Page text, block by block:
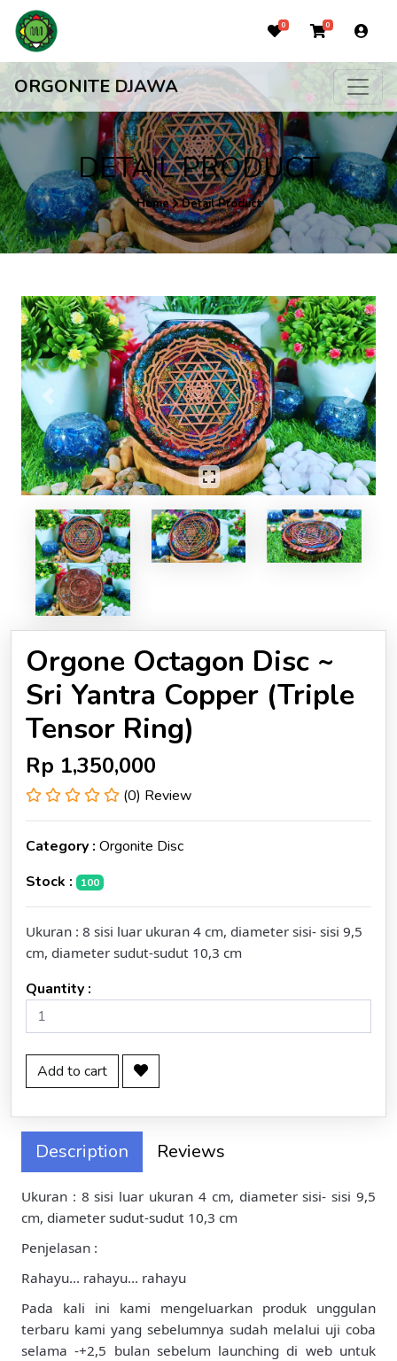
0 0
ORGONITE DJAWA
DETAIL PRODUCT
Home Detail Product
Previous Next
Orgone Octagon Disc ~
Sri Yantra Copper (Triple
Tensor Ring)
Rp 1,350,000
(0) Review
Category : Orgonite Disc
Stock :
100
Ukuran : 8 sisi luar ukuran 4 cm, diameter sisi- sisi 9,5
cm, diameter sudut-sudut 10,3 cm
Quantity :
Add to cart
Description Reviews
Ukuran : 8 sisi luar ukuran 4 cm, diameter sisi- sisi 9,5
cm, diameter sudut-sudut 10,3 cm
Penjelasan :
Rahayu… rahayu… rahayu
Pada kali ini kami mengeluarkan produk unggulan
terbaru kami yang sebelumnya sudah melalui uji coba
selama -+2,5 bulan sebelum launching di web untuk